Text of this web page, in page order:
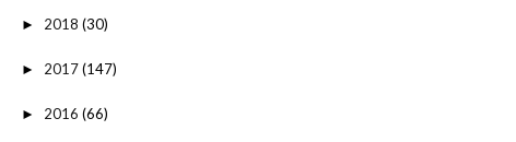
► 2018(30)
► 2017(147)
► 2016(66)